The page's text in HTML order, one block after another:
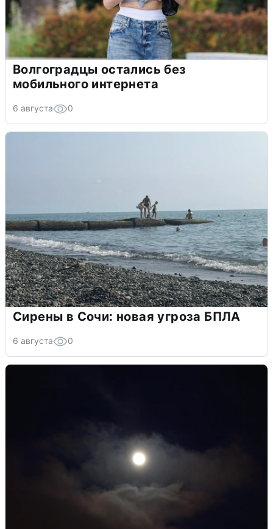
Волгоградцы остались без
мобильного интернета
6 августа 0
Сирены в Сочи: новая угроза БПЛА
6 августа 0